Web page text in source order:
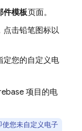
件模板页面。
点击铅笔图标以
定您的自定义电
项目的电
您未自定义电子